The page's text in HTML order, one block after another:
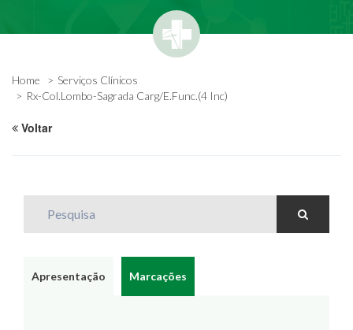
Home
Serviços Clínicos
Rx-Col.Lombo-Sagrada Carg/E.Func.(4 Inc)
Voltar
Apresentação Marcações